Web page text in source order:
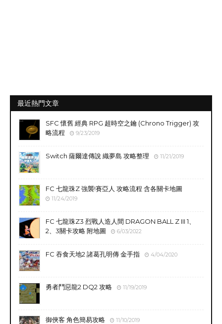
最近熱門文章
SFC 懷舊 經典 RPG 超時空之鑰 (Chrono Trigger) 攻
略流程
9/23/2019
Switch 薩爾達傳說 織夢島 攻略整理 11/21/2019
FC 七龍珠Z 強襲!賽亞人 攻略流程 含各關卡地圖
11/24/2019
FC 七龍珠Z3 烈戰人造人間 DRAGON BALL Z III 1、
2、3關卡攻略 附地圖
6/03/2022
FC 吞食天地2 諸葛孔明傳 金手指 4/04/2020
勇者鬥惡龍2 DQ2 攻略 11/19/2019
御俠客 角色簡易攻略 11/10/2019